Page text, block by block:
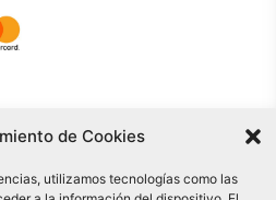
de Cookies
utilizamos tecnologías como las